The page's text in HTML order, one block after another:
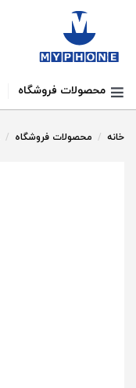
محصولات فروشگاه
خانه / محصولات فروشگاه /